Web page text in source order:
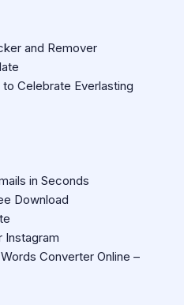
and Remover
Celebrate Everlasting
in Seconds
Download
Instagram
Converter Online –